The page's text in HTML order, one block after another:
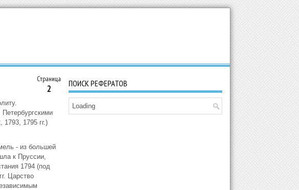
Страница
2
1795 гг.)
- из большей
к Пруссии,
1794 (под
Царство
ПОИСК РЕФЕРАТОВ
Loading